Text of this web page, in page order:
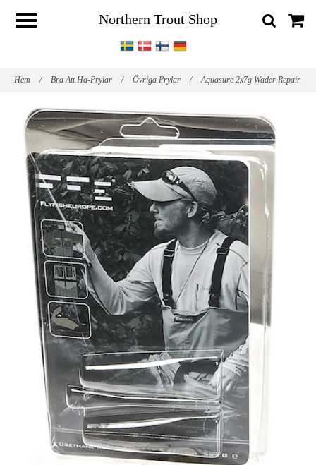
Northern Trout Shop
Hem / Bra Att Ha-Prylar / Övriga Prylar / Aquasure 2x7g Wader Repair